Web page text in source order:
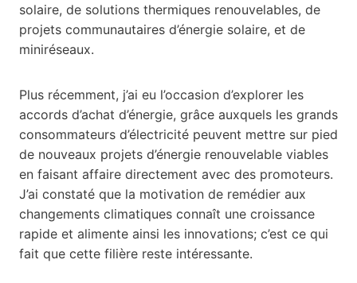
solaire, de solutions thermiques renouvelables, de
projets communautaires d’énergie solaire, et de
miniréseaux.
Plus récemment, j’ai eu l’occasion d’explorer les
accords d’achat d’énergie, grâce auxquels les grands
consommateurs d’électricité peuvent mettre sur pied
de nouveaux projets d’énergie renouvelable viables
en faisant affaire directement avec des promoteurs.
J’ai constaté que la motivation de remédier aux
changements climatiques connaît une croissance
rapide et alimente ainsi les innovations; c’est ce qui
fait que cette filière reste intéressante.